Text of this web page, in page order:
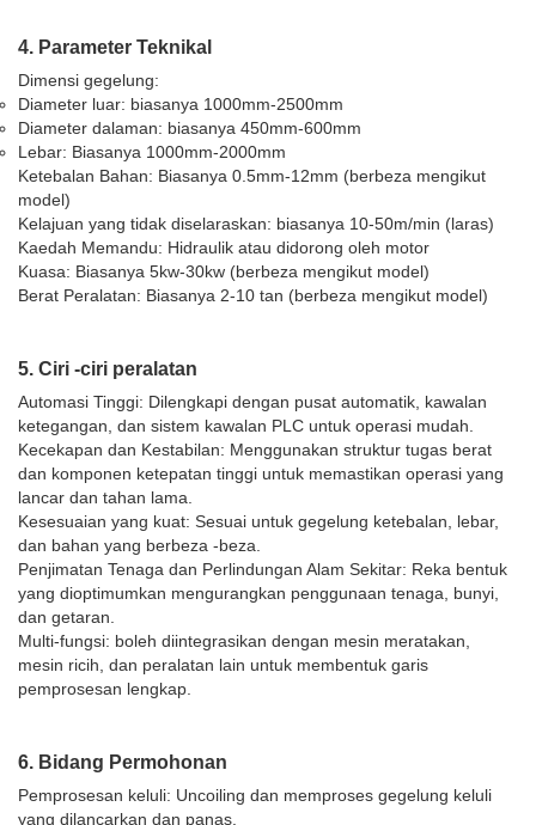
4. Parameter Teknikal
Dimensi gegelung:
Diameter luar: biasanya 1000mm-2500mm
Diameter dalaman: biasanya 450mm-600mm
Lebar: Biasanya 1000mm-2000mm
Ketebalan Bahan: Biasanya 0.5mm-12mm (berbeza mengikut
model)
Kelajuan yang tidak diselaraskan: biasanya 10-50m/min (laras)
Kaedah Memandu: Hidraulik atau didorong oleh motor
Kuasa: Biasanya 5kw-30kw (berbeza mengikut model)
Berat Peralatan: Biasanya 2-10 tan (berbeza mengikut model)
5. Ciri -ciri peralatan
Automasi Tinggi: Dilengkapi dengan pusat automatik, kawalan
ketegangan, dan sistem kawalan PLC untuk operasi mudah.
Kecekapan dan Kestabilan: Menggunakan struktur tugas berat
dan komponen ketepatan tinggi untuk memastikan operasi yang
lancar dan tahan lama.
Kesesuaian yang kuat: Sesuai untuk gegelung ketebalan, lebar,
dan bahan yang berbeza -beza.
Penjimatan Tenaga dan Perlindungan Alam Sekitar: Reka bentuk
yang dioptimumkan mengurangkan penggunaan tenaga, bunyi,
dan getaran.
Multi-fungsi: boleh diintegrasikan dengan mesin meratakan,
mesin ricih, dan peralatan lain untuk membentuk garis
pemprosesan lengkap.
6. Bidang Permohonan
Pemprosesan keluli: Uncoiling dan memproses gegelung keluli
yang dilancarkan dan panas.